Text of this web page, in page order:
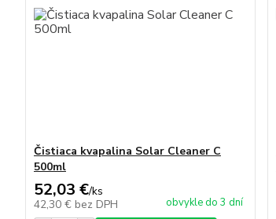
Čistiaca kvapalina Solar Cleaner C
500ml
52,03 €/ks
42,30 € bez DPH obvykle do 3 dní